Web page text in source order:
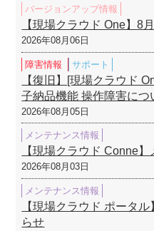
バージョンアップ情報
【現場クラウド One】8
2026年08月06日
障害情報 サポート
【復旧】[現場クラウド
子納品機能 操作障害につ
2026年08月05日
メンテナンス情報
【現場クラウド Conne
2026年08月03日
メンテナンス情報
【現場クラウド ポータ
らせ